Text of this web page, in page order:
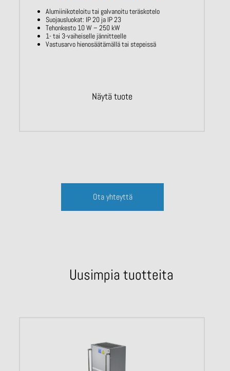
Alumiinikoteloitu tai galvanoitu teräskotelo
Suojausluokat: IP 20 ja IP 23
Tehonkesto 10 W – 250 kW
1- tai 3-vaiheiselle jännitteelle
Vastusarvo hienosäätämällä tai stepeissä
Näytä tuote
Ota yhteyttä
Uusimpia tuotteita